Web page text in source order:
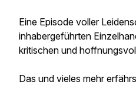
Eine Episode voller
inhabergeführten
kritischen und
Das und vieles mehr